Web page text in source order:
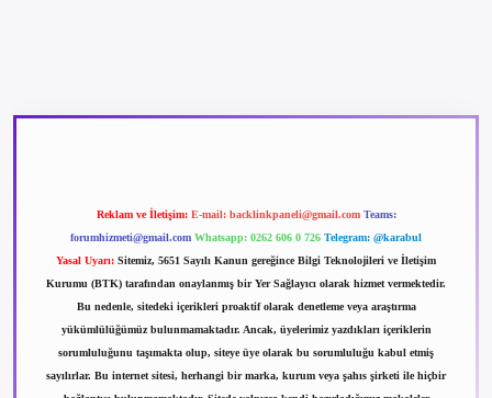
Reklam ve İletişim: E-mail: backlinkpaneli@gmail.com Teams:
forumhizmeti@gmail.com Whatsapp: 0262 606 0 726 Telegram: @karabul
Yasal Uyarı: Sitemiz, 5651 Sayılı Kanun gereğince Bilgi Teknolojileri ve İletişim
Kurumu (BTK) tarafından onaylanmış bir Yer Sağlayıcı olarak hizmet vermektedir.
Bu nedenle, sitedeki içerikleri proaktif olarak denetleme veya araştırma
yükümlülüğümüz bulunmamaktadır. Ancak, üyelerimiz yazdıkları içeriklerin
sorumluluğunu taşımakta olup, siteye üye olarak bu sorumluluğu kabul etmiş
sayılırlar. Bu internet sitesi, herhangi bir marka, kurum veya şahıs şirketi ile hiçbir